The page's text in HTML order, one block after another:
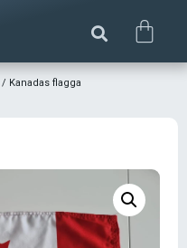
/ Kanadas flagga